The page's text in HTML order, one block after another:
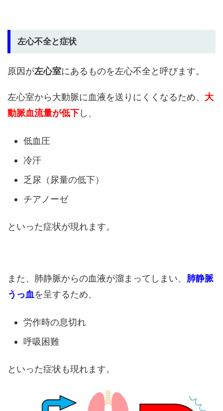
左心不全と症状
原因が左心室にあるものを左心不全と呼びます。
左心室から大動脈に血液を送りにくくなるため、 大
動脈血流量が低下し、
低血圧
冷汗
乏尿（尿量の低下）
チアノーゼ
といった症状が現れます。
また、肺静脈からの血液が溜まってしまい、 肺静脈
うっ血を呈するため、
労作時の息切れ
呼吸困難
といった症状も現れます。